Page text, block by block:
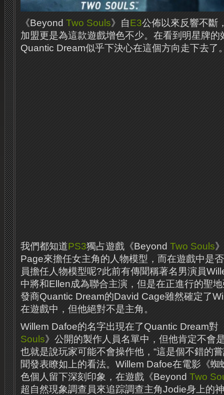
《Beyond Two Souls》自E3公佈以來反響不斷
加盟更是為這款遊戲增色不少。在看到明星牌的
Quantic Dream似乎下決心在這個方向走下去了
我們都知道PS3獨占遊戲《Beyond Two Souls
Page來擔任女主角的人物模型，而在遊戲中是
員擔任人物模型呢?此前有傳聞稱著名男演員
中將和Ellen成為聯合主演，但是在正進行的聖
發商Quantic Dream的David Cage雖然確定了
在遊戲中，但他絕對不是主角。
Willem Dafoe的名字出現在了Quantic Dream
Souls》公開的製作人員名單中，但他肯定不會
也就是說玩家可能不會操作他，“這是個不錯的
聞發表瞭如上的看法。Willem Dafoe在電影《
色個人留下深刻印象，在遊戲《Beyond Two
超自然現象調查員來追踪調查主角Jodie身上的